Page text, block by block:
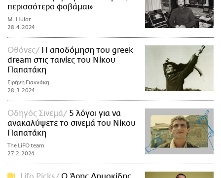
περισσότερο φοβάμαι»
M. Hulot
28.4.2024
Οθόνες
Η αποδόμηση του greek
dream στις ταινίες του Νίκου
Παπατάκη
Ειρήνη Γιαννάκη
28.3.2024
Οδηγός Σινεμά
5 λόγοι για να
ανακαλύψετε το σινεμά του Νίκου
Παπατάκη
The LiFO team
27.2.2024